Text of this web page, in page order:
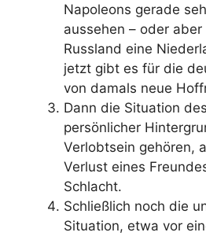
Napoleons gerade
aussehen – oder
Russland eine
jetzt gibt es für die
von damals neue
Dann die Situation
persönlicher
Verlobtsein gehören,
Verlust eines
Schlacht.
Schließlich noch die
Situation, etwa vor